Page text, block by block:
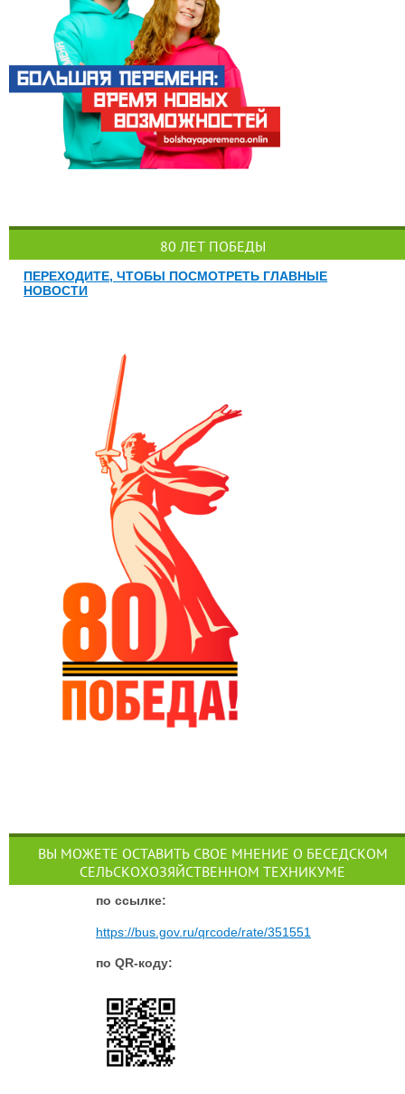
80 ЛЕТ ПОБЕДЫ
ПЕРЕХОДИТЕ, ЧТОБЫ ПОСМОТРЕТЬ ГЛАВНЫЕ
НОВОСТИ
ВЫ МОЖЕТЕ ОСТАВИТЬ СВОЕ МНЕНИЕ О БЕСЕДСКОМ
СЕЛЬСКОХОЗЯЙСТВЕННОМ ТЕХНИКУМЕ
по ссылке:
https://bus.gov.ru/qrcode/rate/351551
по QR-коду: